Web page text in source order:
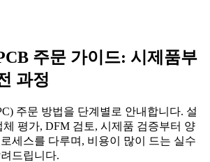
주문 가이드: 시제품부
과정
주문 방법을 단계별로 안내합니다. 설
평가, DFM 검토, 시제품 검증부터 양
세스를 다루며, 비용이 많이 드는 실수
드립니다.